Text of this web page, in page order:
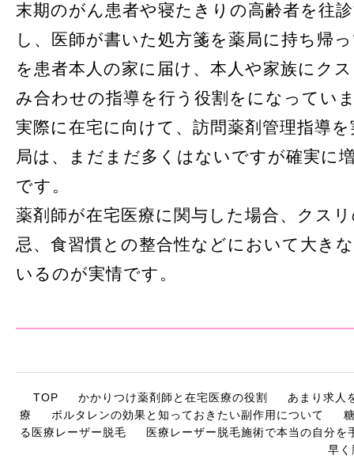
末期のがん患者や寝たきりの高齢者を往
し、医師が書いた処方箋を薬局に持ち帰
を患者本人の家に届け、本人や家族にク
み合わせの指導を行う役割をになってい
実際に在宅に向けて、訪問薬剤管理指導
局は、まだまだ多くはないですが確実に
です。
薬剤師が在宅医療に関与した場合、クス
忌、食習慣との整合性などにおいて大き
いるのが実情です。
TOP かかりつけ薬剤師と在宅医療の役割
あまり求人
療
ボルタレンの効果と知っておきたい副作用について
る医療レーザー脱毛
医療レーザー脱毛施術で本当の自分を
早く